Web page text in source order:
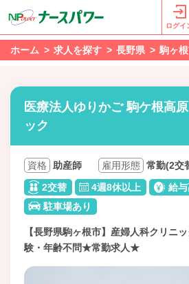
ログイ
ホーム 求人を探す 長野県 駒ヶ
医療法人ゆりかご 駒ケ根高
ック
資格 助産師 雇用形態 常勤(2交
2交替
4週8休以上
給
駐車場あり
【長野県駒ヶ根市】産婦人科クリ
験・年齢不問★常勤求人★